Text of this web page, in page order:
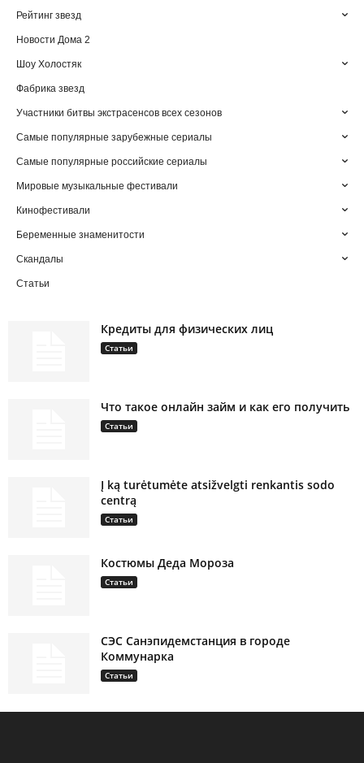
Рейтинг звезд
Новости Дома 2
Шоу Холостяк
Фабрика звезд
Участники битвы экстрасенсов всех сезонов
Самые популярные зарубежные сериалы
Самые популярные российские сериалы
Мировые музыкальные фестивали
Кинофестивали
Беременные знаменитости
Скандалы
Статьи
Кредиты для физических лиц
Статьи
Что такое онлайн займ и как его получить
Статьи
Į ką turėtumėte atsižvelgti renkantis sodo
centrą
Статьи
Костюмы Деда Мороза
Статьи
СЭС Санэпидемстанция в городе
Коммунарка
Статьи